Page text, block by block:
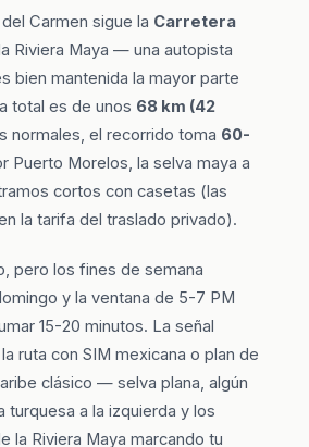
Carmen sigue la Carretera
Riviera Maya — una autopista
bien mantenida la mayor parte
total es de unos 68 km (42
normales, el recorrido toma 60-
Puerto Morelos, la selva maya a
cortos con casetas (las
la tarifa del traslado privado).
pero los fines de semana
y la ventana de 5-7 PM
15-20 minutos. La señal
ruta con SIM mexicana o plan de
clásico — selva plana, algún
turquesa a la izquierda y los
la Riviera Maya marcando tu